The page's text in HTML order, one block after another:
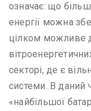
означає: що
енергії можна
цілком можливе
секторі, де є
системи. В даний
«найбільшої